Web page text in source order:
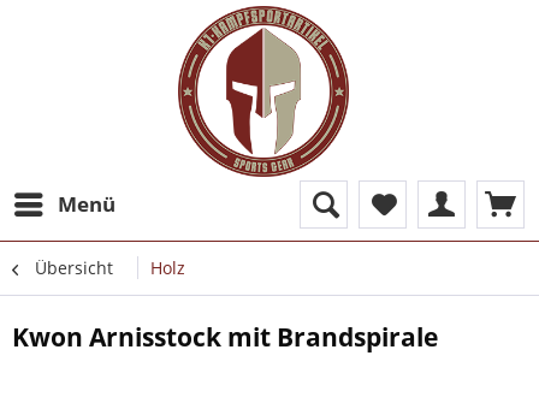
Menü
Übersicht Holz
Kwon Arnisstock mit Brandspirale